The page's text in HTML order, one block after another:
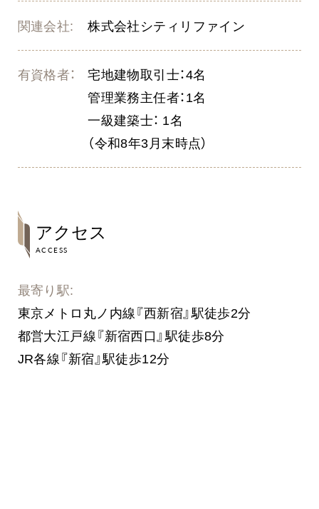
関連会社: 株式会社シティリファイン
有資格者：
宅地建物取引士：4名
管理業務主任者：1名
一級建築士： 1名
（令和8年3月末時点）
アクセス
ACCESS
最寄り駅:
東京メトロ丸ノ内線『西新宿』駅徒歩2分
都営大江戸線『新宿西口』駅徒歩8分
JR各線『新宿』駅徒歩12分